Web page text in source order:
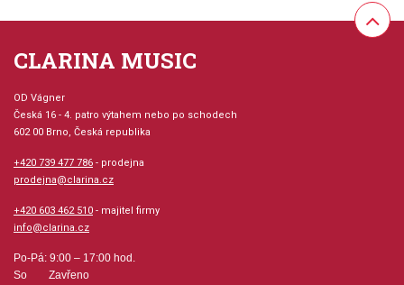
CLARINA MUSIC
OD Vágner
Česká 16 - 4. patro výtahem nebo po schodech
602 00 Brno, Česká republika
+420 739 477 786 - prodejna
prodejna@clarina.cz
+420 603 462 510 - majitel firmy
info@clarina.cz
Po-Pá: 9:00 – 17:00 hod.
So Zavřeno